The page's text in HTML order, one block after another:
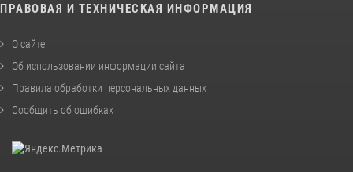
ПРАВОВАЯ И ТЕХНИЧЕСКАЯ ИНФОРМАЦИЯ
О сайте
Об использовании информации сайта
Правила обработки персональных данных
Сообщить об ошибках